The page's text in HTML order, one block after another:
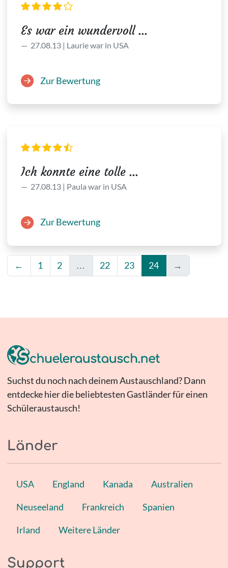
Es war ein wundervoll ...
27.08.13 | Laurie war in USA
Zur Bewertung
Ich konnte eine tolle ...
27.08.13 | Paula war in USA
Zur Bewertung
← 1 2 … 22 23 24 →
Suchst du noch nach deinem Austauschland? Dann
entdecke hier die beliebtesten Gastländer für einen
Schüleraustausch!
Länder
USA England Kanada Australien
Neuseeland Frankreich Spanien
Irland Weitere Länder
Support